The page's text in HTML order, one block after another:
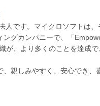
です。マイクロソフトは
グカンパニーで、「
、より多くのことを達成
親しみやすく、安心でき